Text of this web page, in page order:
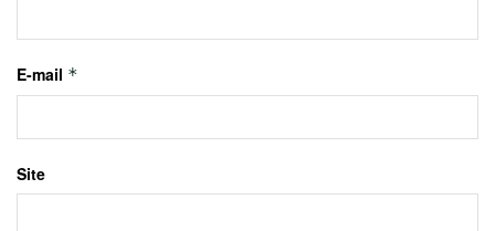
E-mail *
Site